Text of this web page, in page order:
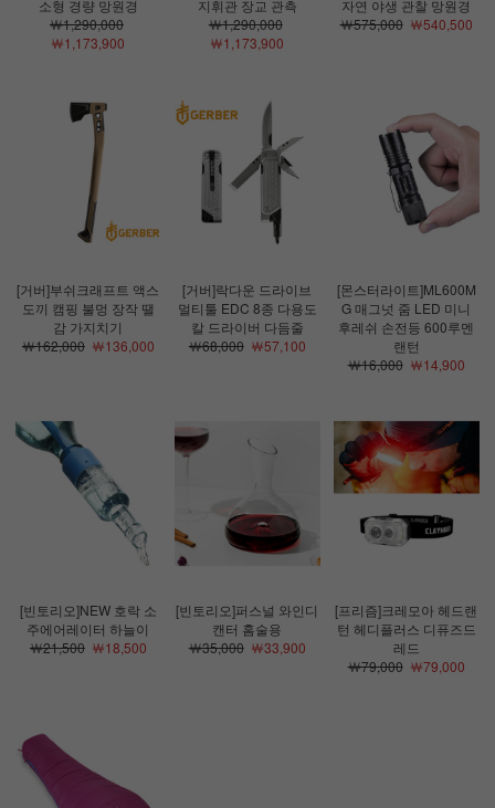
소형 경량 망원경
￦1,290,000
￦1,173,900
지휘관 장교 관측
￦1,290,000
￦1,173,900
자연 야생 관찰 망원경
￦575,000￦540,500
[거버]부쉬크래프트 액스
도끼 캠핑 불멍 장작 땔
감 가지치기
￦162,000￦136,000
[거버]락다운 드라이브
멀티툴 EDC 8종 다용도
칼 드라이버 다듬줄
￦68,000￦57,100
[몬스터라이트]ML600M
G 매그넛 줌 LED 미니
후레쉬 손전등 600루멘
랜턴
￦16,000￦14,900
[빈토리오]NEW 호락 소
주에어레이터 하늘이
￦21,500￦18,500
[빈토리오]퍼스널 와인디
캔터 홈술용
￦35,000￦33,900
[프리즘]크레모아 헤드랜
턴 헤디플러스 디퓨즈드
레드
￦79,000￦79,000